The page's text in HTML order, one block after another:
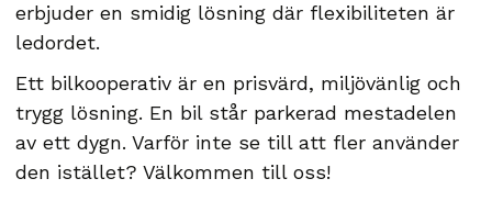
erbjuder en smidig lösning där flexibiliteten är
ledordet.
Ett bilkooperativ är en prisvärd, miljövänlig och
trygg lösning. En bil står parkerad mestadelen
av ett dygn. Varför inte se till att fler använder
den istället? Välkommen till oss!